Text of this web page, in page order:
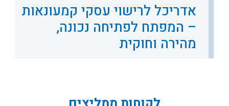
אדריכל לרישוי עסקי קמעונאות
– המפתח לפתיחה נכונה,
מהירה וחוקית